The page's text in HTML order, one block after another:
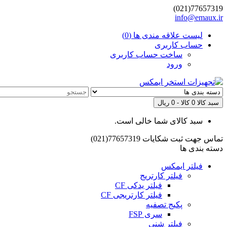
77657319(021)
info@emaux.ir
لیست علاقه مندی ها (0)
حساب کاربری
ساخت حساب کاربری
ورود
سبد کالا 0 کالا - 0 ریال
سبد کالای شما خالی است.
تماس جهت ثبت شکایات 77657319(021)
دسته بندی ها
فیلتر ایمکس
فیلتر کارتریج
فیلتر یدکی CF
فیلتر کارتریجی CF
پکیج تصفیه
سری FSP
فیلتر شنی